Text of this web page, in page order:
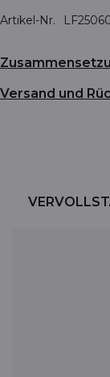
Artikel-Nr.
Versand und